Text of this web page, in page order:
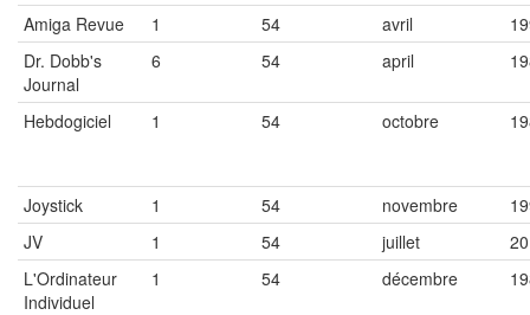
Amiga Revue 1 54 avril
Dr. Dobb's
Journal
6 54 april
Hebdogiciel 1 54 octobre
Joystick 1 54 novembre
JV
1 54 juillet
L'Ordinateur
Individuel
1 54 décembre